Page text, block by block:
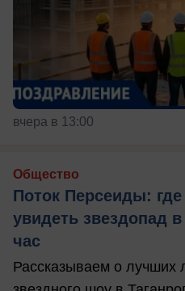
вчера в 13:00
Общество
Поток Персеиды:
увидеть звездопад
час
Рассказываем о лучших